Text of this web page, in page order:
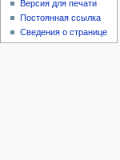
Версия для печати
Постоянная ссылка
Сведения о странице